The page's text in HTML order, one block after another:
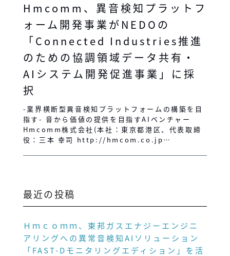
Hmcomm、異音検知プラットフ
ォーム開発事業がNEDOの
「Connected Industries推進
のための協調領域データ共有・
AIシステム開発促進事業」に採
択
-業界横断型異音検知プラットフォームの構築を目
指す- 音から価値の提供を目指すAIベンチャー
Hmcomm株式会社(本社：東京都港区、代表取締
役：三本 幸司 http://hmcom.co.jp…
最近の投稿
Ｈｍｃｏｍｍ、東邦ガスエナジーエンジニ
アリングへの異常音検知AIソリューション
「FAST-Dモニタリングエディション」を活